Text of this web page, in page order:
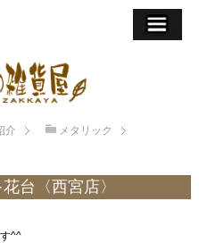
介
メタリック
台〈西宮店〉
^^